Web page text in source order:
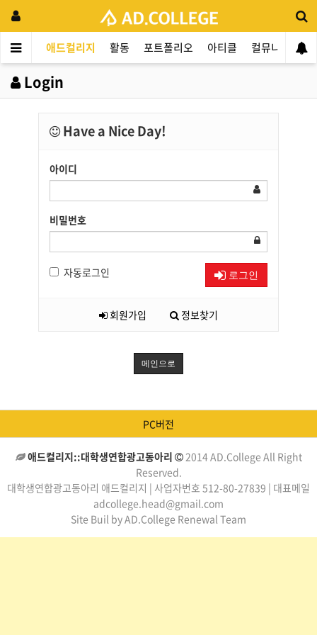
애드컬리지 활동 포트폴리오 아티클 컬뮤니티
Login
Have a Nice Day!
아이디
비밀번호
자동로그인 로그인
회원가입 정보찾기
메인으로
PC버전
애드컬리지::대학생연합광고동아리
2014 AD.College All Right
Reserved.
대학생연합광고동아리 애드컬리지 | 사업자번호 512-80-27839 | 대표메일
adcollege.head@gmail.com
Site Buil by AD.College Renewal Team